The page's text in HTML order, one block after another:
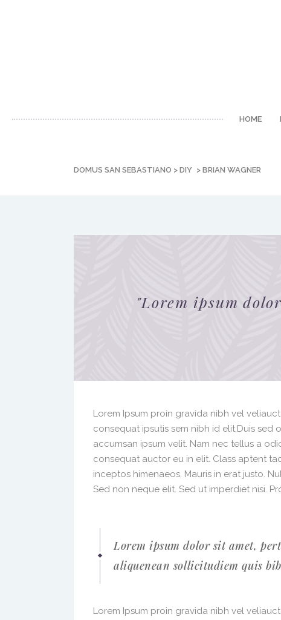
HOME
DOMUS SAN SEBASTIANO > DIY > BRIAN WAGNER
"Lorem ipsum
Lorem Ipsum proin gravida nibh vel
consequat ipsutis sem nibh id elit.Duis sed
accumsan ipsum velit. Nam nec tellus a
consequat auctor eu in elit. Class aptent
inceptos himenaeos. Mauris in erat justo.
Sed non neque elit. Sed ut imperdiet nisi.
Lorem ipsum dolor sit amet,
aliquenean sollicitudiem quis
Lorem Ipsum proin gravida nibh vel